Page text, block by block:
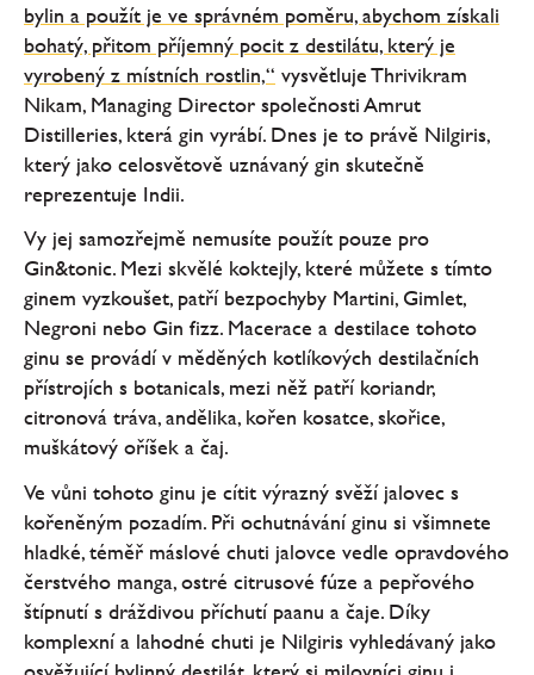
bylin a použít je ve správném poměru, abychom získali
bohatý, přitom příjemný pocit z destilátu, který je
vyrobený z místních rostlin,“ vysvětluje Thrivikram
Nikam, Managing Director společnosti Amrut
Distilleries, která gin vyrábí. Dnes je to právě Nilgiris,
který jako celosvětově uznávaný gin skutečně
reprezentuje Indii.
Vy jej samozřejmě nemusíte použít pouze pro
Gin&tonic. Mezi skvělé koktejly, které můžete s tímto
ginem vyzkoušet, patří bezpochyby Martini, Gimlet,
Negroni nebo Gin fizz. Macerace a destilace tohoto
ginu se provádí v měděných kotlíkových destilačních
přístrojích s botanicals, mezi něž patří koriandr,
citronová tráva, andělika, kořen kosatce, skořice,
muškátový oříšek a čaj.
Ve vůni tohoto ginu je cítit výrazný svěží jalovec s
kořeněným pozadím. Při ochutnávání ginu si všimnete
hladké, téměř máslové chuti jalovce vedle opravdového
čerstvého manga, ostré citrusové fúze a pepřového
štípnutí s dráždivou příchutí paanu a čaje. Díky
komplexní a lahodné chuti je Nilgiris vyhledávaný jako